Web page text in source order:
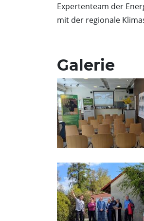
Expertenteam der
mit der regionale
Galerie